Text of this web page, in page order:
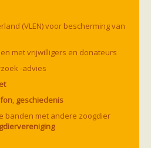
ophangen
werkgroepen
(VLEN) voor bescherming van
met vrijwilligers en donateurs
-advies
, geschiedenis
banden met andere zoogdier